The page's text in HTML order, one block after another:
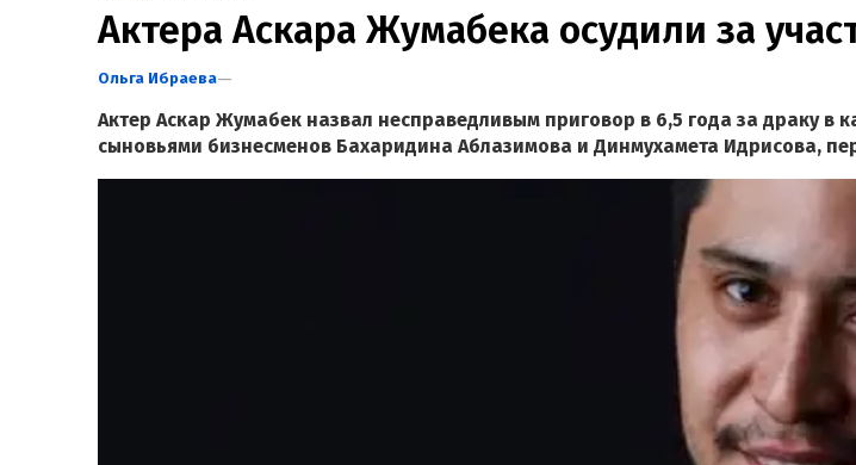
Актера Аскара Жумабека осудили за
Ольга Ибраева
Актер Аскар Жумабек назвал несправедливым приговор в 6,5 года за драку в
сыновьями бизнесменов Бахаридина Аблазимова и Динмухамета Идрисова,